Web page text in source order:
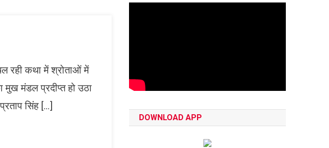
चल रही कथा में श्रोताओं में
मुख मंडल प्रदीप्त हो उठा
सिंह […]
DOWNLOAD APP